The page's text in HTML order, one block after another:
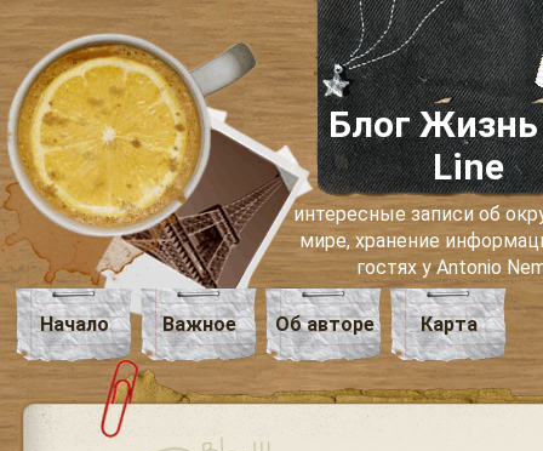
Блог Жизнь
Line
интересные записи об
мире, хранение
гостях у Antonio
Начало Важное Об авторе Карта